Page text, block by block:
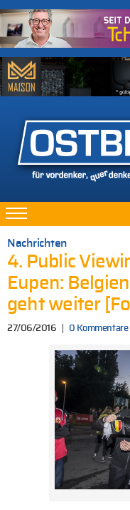
Nachrichten
4. Public
Eupen:
geht weiter
27/06/2016 0 Kommentare